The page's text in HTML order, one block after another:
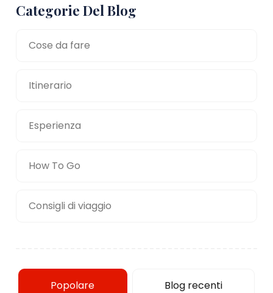
Categorie Del Blog
Cose da fare
Itinerario
Esperienza
How To Go
Consigli di viaggio
Popolare Blog recenti